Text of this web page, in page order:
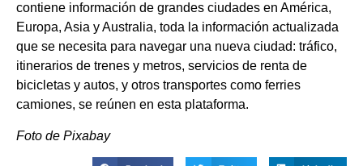
contiene información de grandes ciudades en América,
Europa, Asia y Australia, toda la información actualizada
que se necesita para navegar una nueva ciudad: tráfico,
itinerarios de trenes y metros, servicios de renta de
bicicletas y autos, y otros transportes como ferries
camiones, se reúnen en esta plataforma.
Foto de Pixabay